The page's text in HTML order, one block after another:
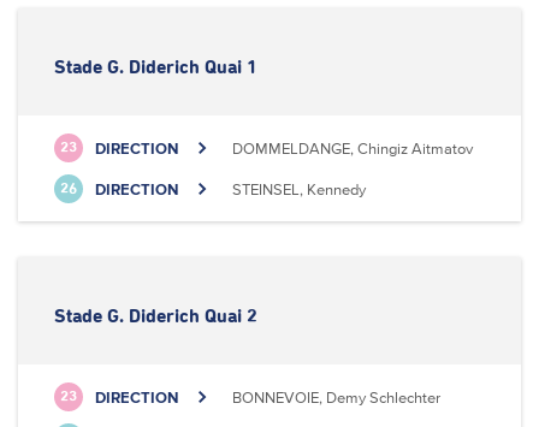
Stade G. Diderich Quai 1
23 DIRECTION DOMMELDANGE, Chingiz Aitmatov
26 DIRECTION STEINSEL, Kennedy
Stade G. Diderich Quai 2
23 DIRECTION BONNEVOIE, Demy Schlechter